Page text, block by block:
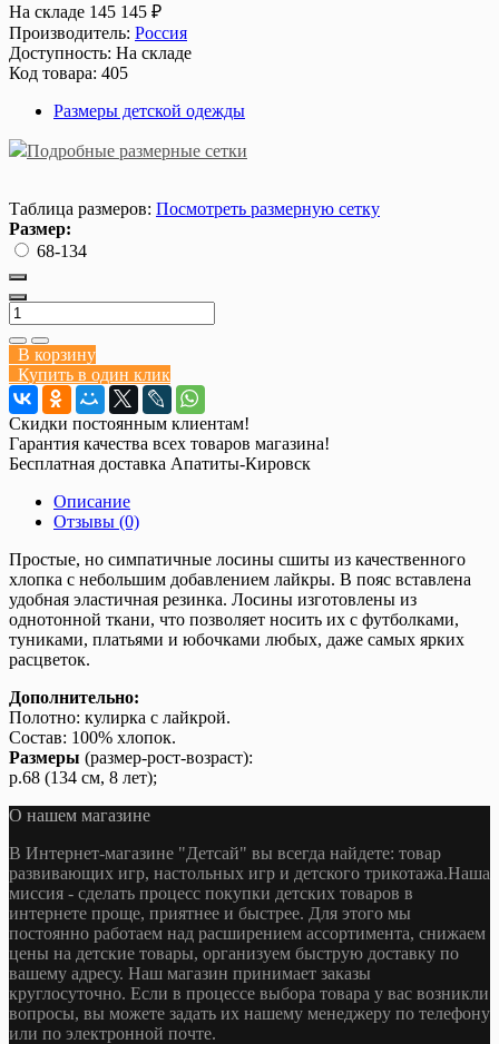
На складе 145 145 ₽
Производитель: Россия
Доступность: На складе
Код товара: 405
Размеры детской одежды
Подробные размерные сетки
Таблица размеров: Посмотреть размерную сетку
Размер:
68-134
В корзину
Купить в один клик
Скидки постоянным клиентам!
Гарантия качества всех товаров магазина!
Бесплатная доставка Апатиты-Кировск
Описание
Отзывы (0)
Простые, но симпатичные лосины сшиты из качественного
хлопка с небольшим добавлением лайкры. В пояс вставлена
удобная эластичная резинка. Лосины изготовлены из
однотонной ткани, что позволяет носить их с футболками,
туниками, платьями и юбочками любых, даже самых ярких
расцветок.
Дополнительно:
Полотно: кулирка с лайкрой.
Состав: 100% хлопок.
Размеры (размер-рост-возраст):
р.68 (134 см, 8 лет);
О нашем магазине
В Интернет-магазине "Детсай" вы всегда найдете: товар
развивающих игр, настольных игр и детского трикотажа.Наша
миссия - сделать процесс покупки детских товаров в
интернете проще, приятнее и быстрее. Для этого мы
постоянно работаем над расширением ассортимента, снижаем
цены на детские товары, организуем быструю доставку по
вашему адресу. Наш магазин принимает заказы
круглосуточно. Если в процессе выбора товара у вас возникли
вопросы, вы можете задать их нашему менеджеру по телефону
или по электронной почте.